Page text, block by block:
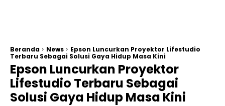
Beranda News
Epson Luncurkan Proyektor Lifestudio
Terbaru Sebagai Solusi Gaya Hidup Masa Kini
Epson Luncurkan Proyektor
Lifestudio Terbaru Sebagai
Solusi Gaya Hidup Masa Kini